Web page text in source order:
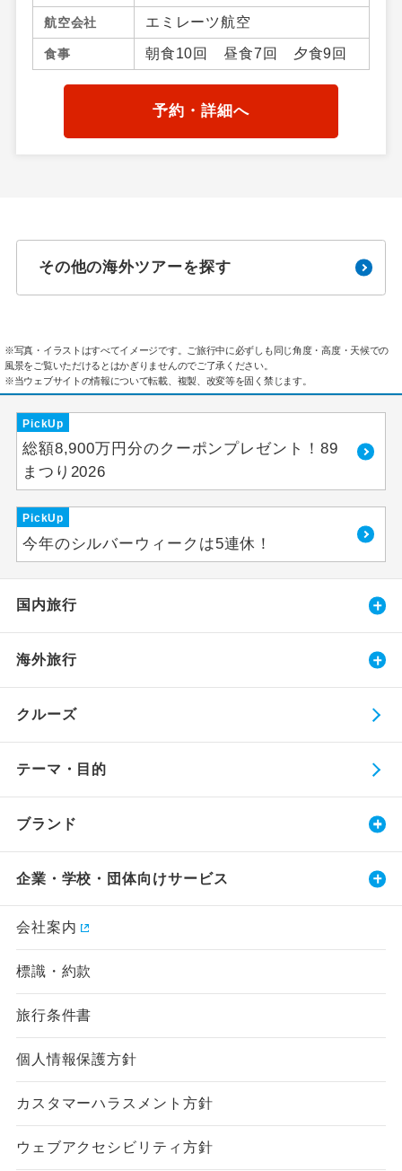
ァテ・ペリトモレノ、ボリビア
／サンタ クルス・ウユニ・ビ
ジャマール、チリ／パイネ・プ
航空会社 エミレーツ航空
食事 朝食10回 昼食7回 夕食9回
予約・詳細へ
その他の海外ツアーを探す
※写真・イラストはすべてイメージです。ご旅行中に必ずしも同じ角度・高度・天候での
風景をご覧いただけるとはかぎりませんのでご了承ください。
※当ウェブサイトの情報について転載、複製、改変等を固く禁じます。
PickUp
総額8,900万円分のクーポンプレゼント！89
まつり2026
PickUp
今年のシルバーウィークは5連休！
国内旅行
海外旅行
クルーズ
テーマ・目的
ブランド
企業・学校・団体向けサービス
会社案内
標識・約款
旅行条件書
個人情報保護方針
カスタマーハラスメント方針
ウェブアクセシビリティ方針